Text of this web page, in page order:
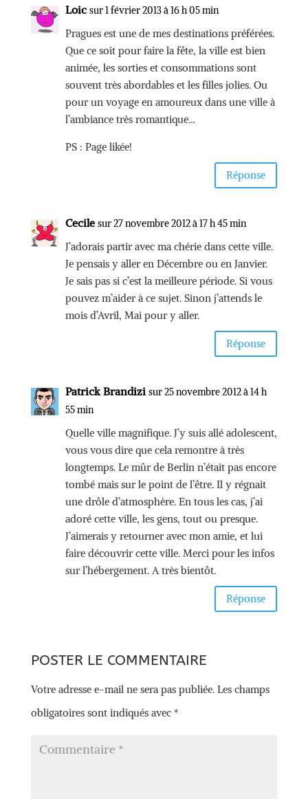
Loic sur 1 février 2013 à 16 h 05 min
Pragues est une de mes destinations préférées.
Que ce soit pour faire la fête, la ville est bien
animée, les sorties et consommations sont
souvent très abordables et les filles jolies. Ou
pour un voyage en amoureux dans une ville à
l’ambiance très romantique…
PS : Page likée!
Réponse
Cecile sur 27 novembre 2012 à 17 h 45 min
J’adorais partir avec ma chérie dans cette ville.
Je pensais y aller en Décembre ou en Janvier.
Je sais pas si c’est la meilleure période. Si vous
pouvez m’aider à ce sujet. Sinon j’attends le
mois d’Avril, Mai pour y aller.
Réponse
Patrick Brandizi sur 25 novembre 2012 à 14 h
55 min
Quelle ville magnifique. J’y suis allé adolescent,
vous vous dire que cela remontre à très
longtemps. Le mûr de Berlin n’était pas encore
tombé mais sur le point de l’être. Il y régnait
une drôle d’atmosphère. En tous les cas, j’ai
adoré cette ville, les gens, tout ou presque.
J’aimerais y retourner avec mon amie, et lui
faire découvrir cette ville. Merci pour les infos
sur l’hébergement. A très bientôt.
Réponse
POSTER LE COMMENTAIRE
Votre adresse e-mail ne sera pas publiée. Les champs
obligatoires sont indiqués avec *